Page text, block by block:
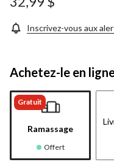
Inscrivez-vous aux
Achetez-le en
Gratuit
Ramassage
Offert